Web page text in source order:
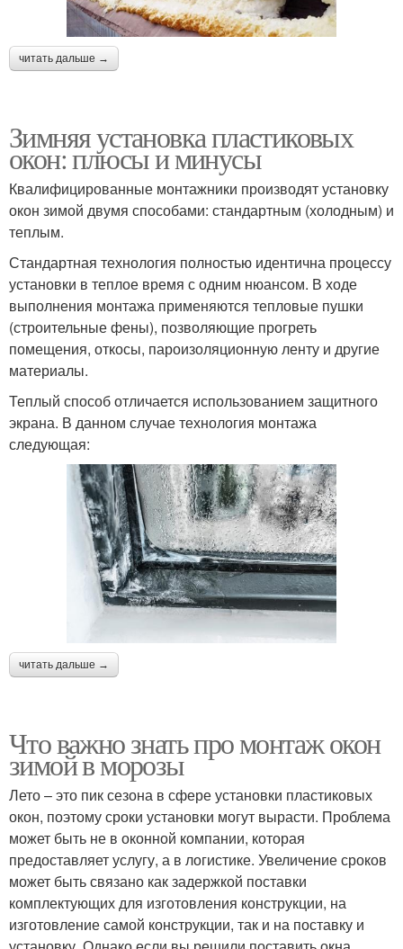
читать дальше →
Зимняя установка пластиковых
окон: плюсы и минусы
Квалифицированные монтажники производят установку
окон зимой двумя способами: стандартным (холодным) и
теплым.
Стандартная технология полностью идентична процессу
установки в теплое время с одним нюансом. В ходе
выполнения монтажа применяются тепловые пушки
(строительные фены), позволяющие прогреть
помещения, откосы, пароизоляционную ленту и другие
материалы.
Теплый способ отличается использованием защитного
экрана. В данном случае технология монтажа
следующая:
читать дальше →
Что важно знать про монтаж окон
зимой в морозы
Лето – это пик сезона в сфере установки пластиковых
окон, поэтому сроки установки могут вырасти. Проблема
может быть не в оконной компании, которая
предоставляет услугу, а в логистике. Увеличение сроков
может быть связано как задержкой поставки
комплектующих для изготовления конструкции, на
изготовление самой конструкции, так и на поставку и